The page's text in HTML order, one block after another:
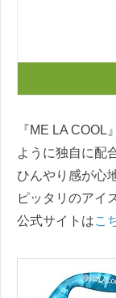
『ME LA
ように独自に配
ひんやり感が心
ピッタリのアイ
公式サイトはこ